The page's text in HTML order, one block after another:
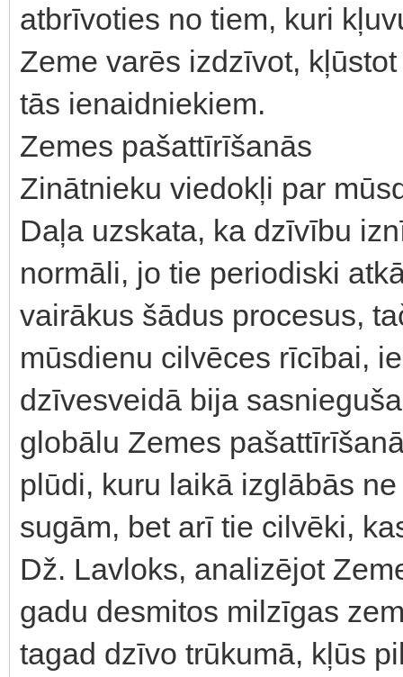
atbrīvoties no tiem, kuri
Zeme varēs izdzīvot,
tās ienaidniekiem.
Zemes pašattīrīšanās
Zinātnieku viedokļi par
Daļa uzskata, ka dzīvību
normāli, jo tie periodiski
vairākus šādus procesus,
mūsdienu cilvēces rīcībai,
dzīvesveidā bija
globālu Zemes
plūdi, kuru laikā izglābās
sugām, bet arī tie cilvēki,
Dž. Lavloks, analizējot
gadu desmitos milzīgas
tagad dzīvo trūkumā, kļūs